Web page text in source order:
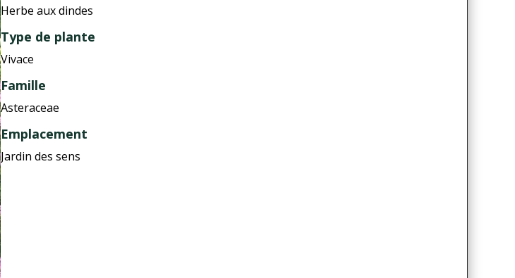
Herbe aux dindes
Type de plante
Vivace
Famille
Asteraceae
Emplacement
Jardin des sens